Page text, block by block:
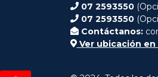
07 2593550
07 2593550
Contáctanos:
Ver ubicación en